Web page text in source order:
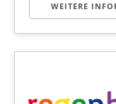
WEITERE